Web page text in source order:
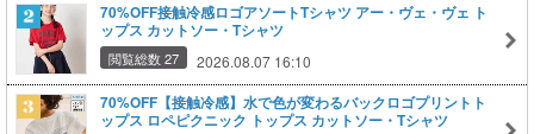
70%OFF接触冷感ロゴアソートTシャツ アー・ヴェ・ヴェ ト
ップス カットソー・Tシャツ
閲覧総数 27 2026.08.07 16:10
70%OFF【接触冷感】水で色が変わるバックロゴプリントト
ップス ロペピクニック トップス カットソー・Tシャツ